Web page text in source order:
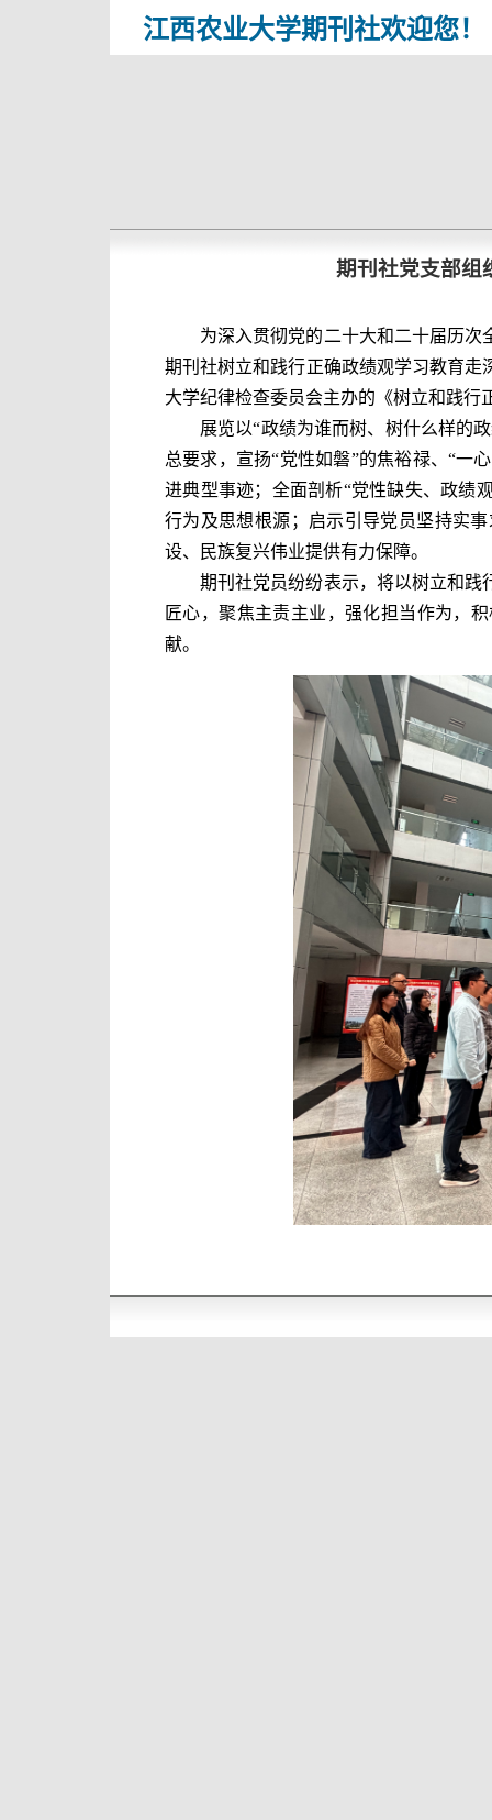
江西农业大学期刊社欢迎您！
期刊社党支部组
为深入贯彻党的二十大和二十届历
期刊社树立和践行正确政绩观学习教育
大学纪律检查委员会主办的《树立和践行
展览以“政绩为谁而树、树什么样的
总要求，宣扬“党性如磐”的焦裕禄、“一
进典型事迹；全面剖析“党性缺失、政绩
行为及思想根源；启示引导党员坚持实
设、民族复兴伟业提供有力保障。
期刊社党员纷纷表示，将以树立和
匠心，聚焦主责主业，强化担当作为，
献。